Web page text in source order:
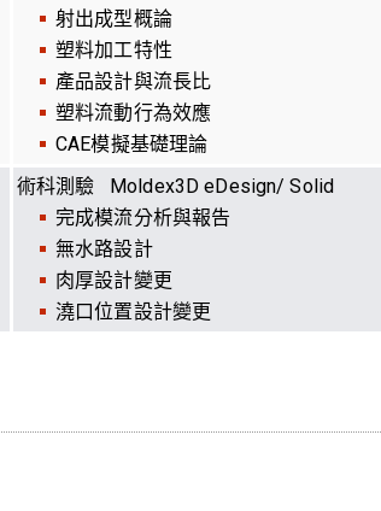
射出成型概論
塑料加工特性
產品設計與流長比
塑料流動行為效應
CAE模擬基礎理論
術科測驗 Moldex3D eDesign/ Solid
完成模流分析與報告
無水路設計
肉厚設計變更
澆口位置設計變更